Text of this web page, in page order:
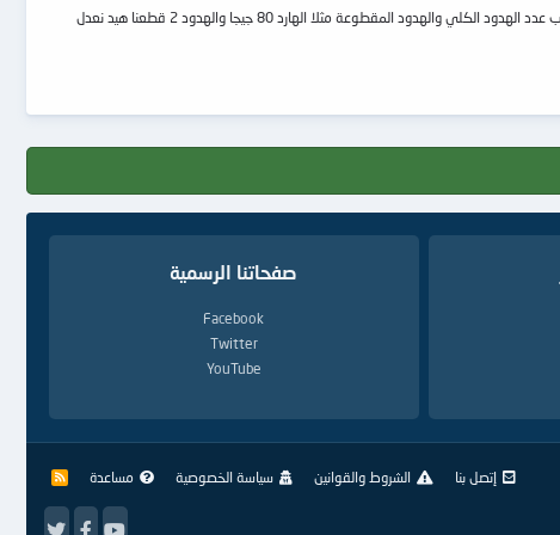
بسم الله الرحمن الرحيم عند عمل اختبار للهيد ووجود هيد تالف تابع الصورة عمل اختبار للهيد من هنا قطع الهيد من هنا تعديل المساحة من هنا نقوم بتعديل المساحة على حسب عدد الهدود الكلي والهدود المقطوعة مثلا الهارد 80 جيجا والهدود 2 قطعنا هيد نعدل
صفحاتنا الرسمية
Facebook
Twitter
YouTube
إتصل بنا الشروط والقوانين سياسة الخصوصية مساعدة
R
S